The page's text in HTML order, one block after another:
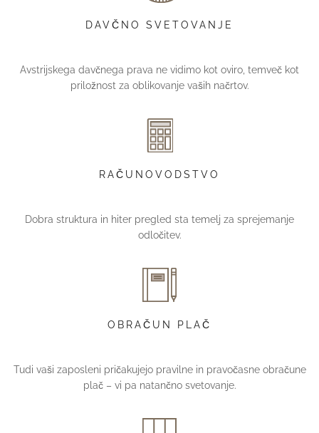
DAVČNO SVETOVANJE
Avstrijskega davčnega prava ne vidimo kot oviro, temveč kot
priložnost za oblikovanje vaših načrtov.
RAČUNOVODSTVO
Dobra struktura in hiter pregled sta temelj za sprejemanje
odločitev.
OBRAČUN PLAČ
Tudi vaši zaposleni pričakujejo pravilne in pravočasne obračune
plač – vi pa natančno svetovanje.